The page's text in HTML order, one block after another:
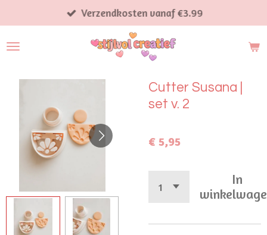
direct
naar
Verzendkosten vanaf €3.99
Cutter Susana |
set v. 2
€ 5,95
In